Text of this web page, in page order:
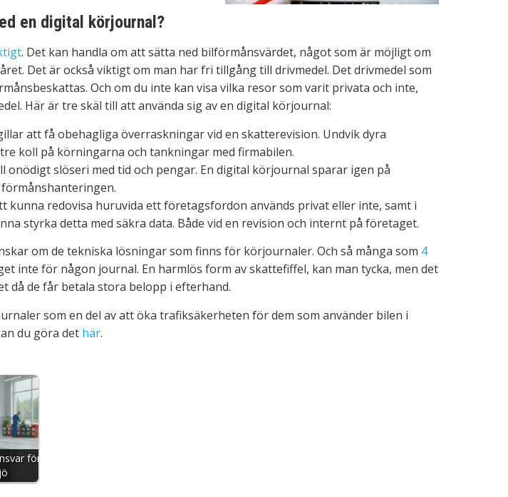
en digital körjournal?
. Det kan handla om att sätta ned bilförmånsvärdet, något som är möjligt om
Det är också viktigt om man har fri tillgång till drivmedel. Det drivmedel som
Och om du inte kan visa vilka resor som varit privata och inte,
Här är tre skäl till att använda sig av en digital körjournal:
att få obehagliga överraskningar vid en skatterevision. Undvik dyra
koll på körningarna och tankningar med firmabilen.
onödigt slöseri med tid och pengar. En digital körjournal sparar igen på
kunna redovisa huruvida ett företagsfordon används privat eller inte, samt i
styrka detta med säkra data. Både vid en revision och internt på företaget.
om de tekniska lösningar som finns för körjournaler. Och så många som 4
inte för någon journal. En harmlös form av skattefiffel, kan man tycka, men det
då de får betala stora belopp i efterhand.
som en del av att öka trafiksäkerheten för dem som använder bilen i
du göra det här.
för